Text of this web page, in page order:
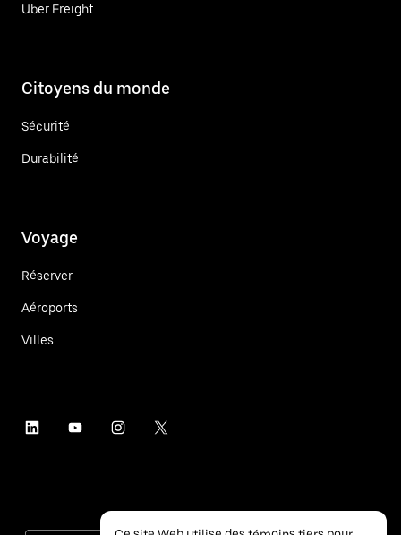
Uber Freight
Citoyens du monde
Sécurité
Durabilité
Voyage
Réserver
Aéroports
Villes